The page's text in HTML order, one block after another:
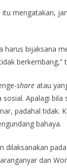
mengatakan,
harus bijaksana
berkembang,”
share atau
Apalagi bila
padahal tidak.
bahaya.
dilaksanakan
dan